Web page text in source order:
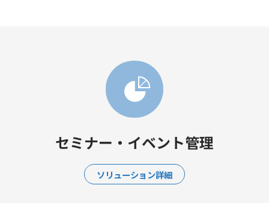
セミナー・イベント管理
ソリューション詳細